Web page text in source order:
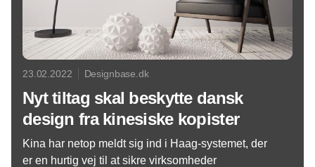
23.02.2022 Designbase.dk
Nyt tiltag skal beskytte dansk
design fra kinesiske kopister
Kina har netop meldt sig ind i Haag-systemet, der
er en hurtig vej til at sikre virksomheder